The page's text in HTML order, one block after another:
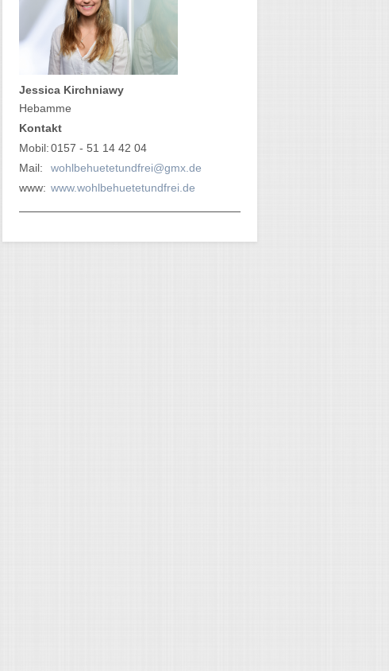
Jessica Kirchniawy
Hebamme
Kontakt
Mobil:0157 - 51 14 42 04
Mail:
wohlbehuetetundfrei@gmx.de
www: www.wohlbehuetetundfrei.de